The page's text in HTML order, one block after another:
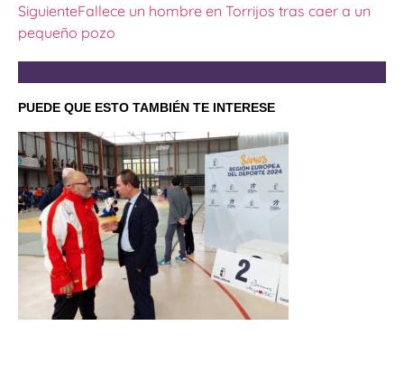
SiguienteFallece un hombre en Torrijos tras caer a un
pequeño pozo
PUEDE QUE ESTO TAMBIÉN TE INTERESE